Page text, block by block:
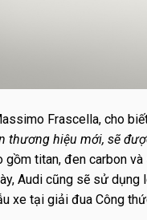
Frascella, cho
thương hiệu mới, sẽ
gồm titan, đen carbon
Audi cũng sẽ sử
xe tại giải đua Công